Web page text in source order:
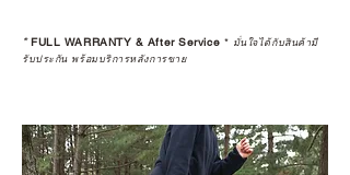
*FULL WARRANTY & After Service * มั่นใจได้กับสินค้ามี
รับประกัน พร้อมบริการหลังการขาย